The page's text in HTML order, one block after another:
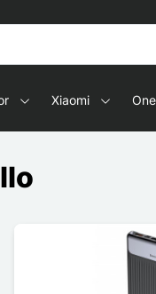
y tablets
Xiaomi